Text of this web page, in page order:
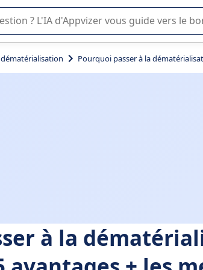
vous guide dans l'utilisation ou la
Pourquoi passer à la
à la